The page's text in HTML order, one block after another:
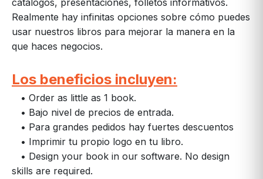
catálogos, presentaciones, folletos informativos.
Realmente hay infinitas opciones sobre cómo puedes
usar nuestros libros para mejorar la manera en la
que haces negocios.
Los beneficios incluyen:
• Order as little as 1 book.
• Bajo nivel de precios de entrada.
• Para grandes pedidos hay fuertes descuentos
• Imprimir tu propio logo en tu libro.
• Design your book in our software. No design
skills are required.